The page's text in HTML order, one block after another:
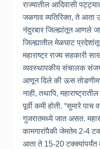
राज्यातील आदिवासी
जळगाव व्यतिरिक्त, ते आता
नंदुरबार जिल्ह्यांतून आणले
जिल्ह्यातील मेळघाट
महाराष्ट्र राज्य सहकारी
व्यवस्थापकीय संचालक संजय
आणून दिले की ऊस
नाही, तथापि,
पूर्वी कमी होती. “सुमारे पाच
गुजरातमध्ये जात असत.
कामगारांपैकी जेमतेम 2-4
आता ते 15-20